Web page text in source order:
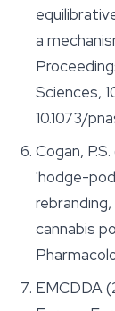
a
Sciences,
10.1073/
Cogan,
'hodge-
cannabis
EMCDDA